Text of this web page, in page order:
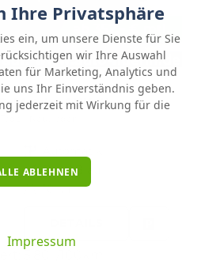
ab 352,– € mtl.
1.5 eTSI 110 kW DSG, Matrix, AHK, Kamera, Winter, el. Klappe, 5 J.-Garantie
Außenfarbe Fjord Blau
Kilometerstand 10 km
Ihre Privatsphäre
ein, um unsere Dienste für Sie
wir Ihre Auswahl
für Marketing, Analytics und
uns Ihr Einverständnis geben.
jederzeit mit Wirkung für die
ABLEHNEN
Impressum